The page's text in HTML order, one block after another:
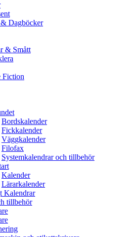
Dagböcker
& Smått
Fiction
Bordskalender
Fickkalender
Väggkalender
Filofax
Systemkalendrar och tillbehör
Kalender
Lärarkalender
Kalendrar
tillbehör